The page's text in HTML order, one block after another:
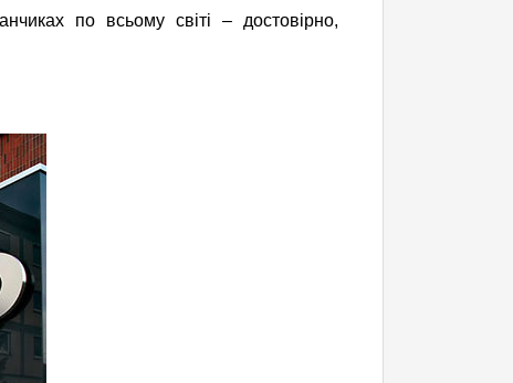
по всьому світі – достовірно,